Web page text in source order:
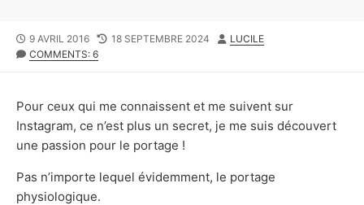
PUBLISHED
DATE
9 AVRIL 2016
LAST
18 SEPTEMBRE 2024 AUTHOR
LUCILE
COMMENTS: 6
Pour ceux qui me connaissent et me suivent sur
Instagram, ce n’est plus un secret, je me suis découvert
une passion pour le portage !
Pas n’importe lequel évidemment, le portage
physiologique.